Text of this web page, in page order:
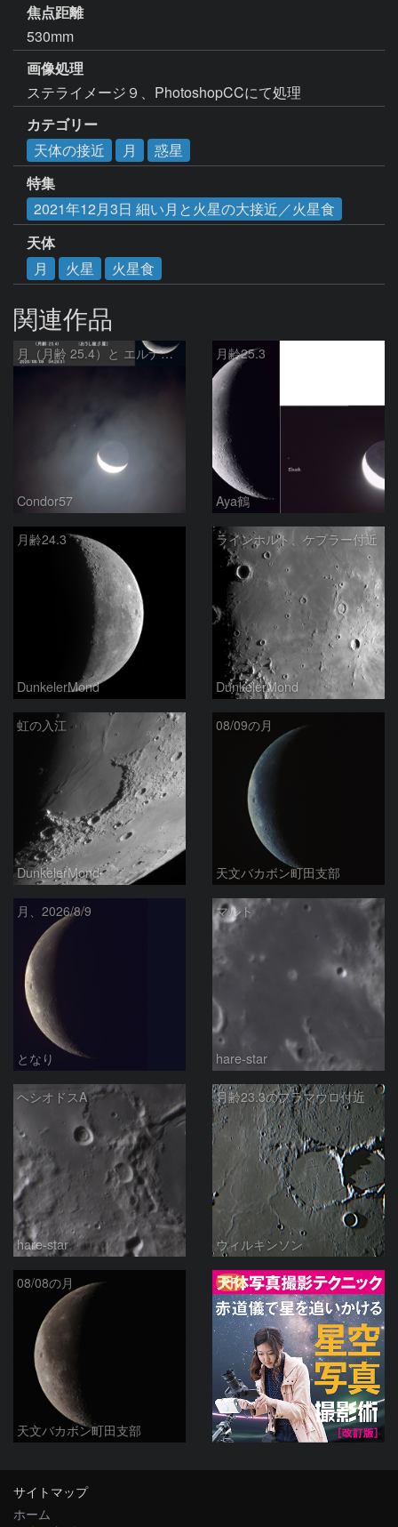
焦点距離
530mm
画像処理
ステライメージ９、PhotoshopCCにて処理
カテゴリー
天体の接近
月
惑星
特集
2021年12月3日 細い月と火星の大接近／火星食
天体
月
火星 火星食
関連作品
月（月齢 25.4）と エルナト（おうし座β星）
Condor57
月齢25.3
Aya鶴
月齢24.3
DunkelerMond
ラインホルト、ケプラー付近
DunkelerMond
虹の入江
DunkelerMond
08/09の月
天文バカボン町田支部
月、2026/8/9
となり
マルト
hare-star
ヘシオドスA
hare-star
月齢23.3のフラマウロ付近
ウィルキンソン
08/08の月
天文バカボン町田支部
PR
サイトマップ
ホーム